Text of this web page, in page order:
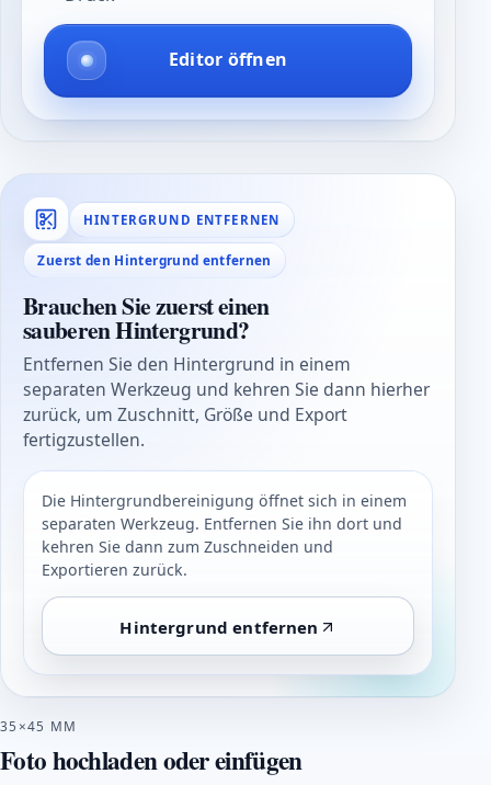
Editor öffnen
HINTERGRUND ENTFERNEN
Zuerst den Hintergrund entfernen
Brauchen Sie zuerst einen
sauberen Hintergrund?
Entfernen Sie den Hintergrund in einem
separaten Werkzeug und kehren Sie dann hierher
zurück, um Zuschnitt, Größe und Export
fertigzustellen.
Die Hintergrundbereinigung öffnet sich in einem
separaten Werkzeug. Entfernen Sie ihn dort und
kehren Sie dann zum Zuschneiden und
Exportieren zurück.
Hintergrund entfernen
35×45 MM
Foto hochladen oder einfügen